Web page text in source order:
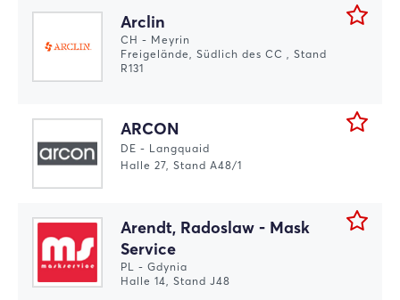
Arclin
CH - Meyrin
Freigelände, Südlich des CC , Stand
R131
ARCON
DE - Langquaid
Halle 27, Stand A48/1
Arendt, Radoslaw - Mask
Service
PL - Gdynia
Halle 14, Stand J48